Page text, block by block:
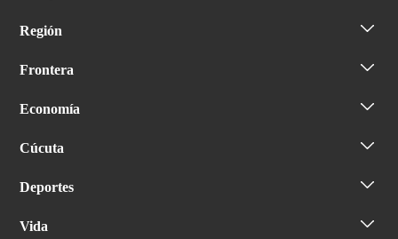
Región
Frontera
Economía
Cúcuta
Deportes
Vida